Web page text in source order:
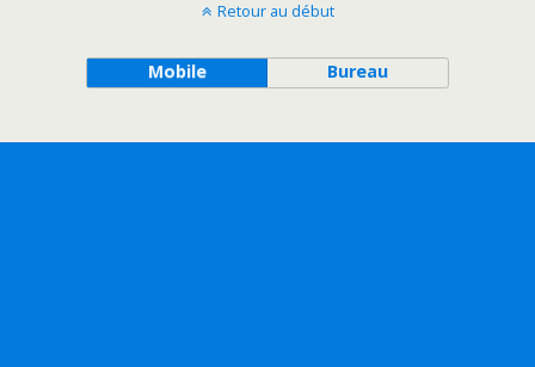
Retour au début
Mobile Bureau